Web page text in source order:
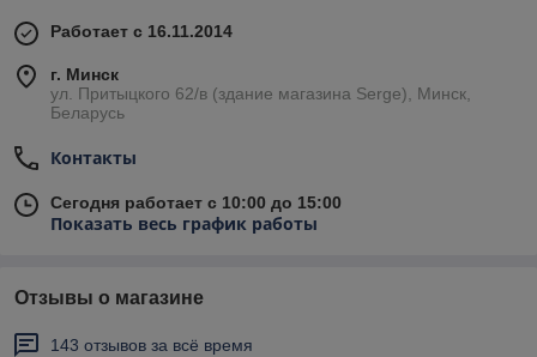
Работает с 16.11.2014
г. Минск
ул. Притыцкого 62/в (здание магазина Serge), Минск,
Беларусь
Контакты
Сегодня работает с 10:00 до 15:00
Показать весь график работы
Отзывы о магазине
143 отзывов за всё время